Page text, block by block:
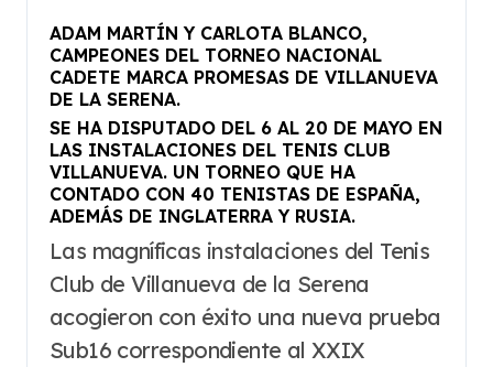
ADAM MARTÍN Y CARLOTA BLANCO,
CAMPEONES DEL TORNEO NACIONAL
CADETE MARCA PROMESAS DE VILLANUEVA
DE LA SERENA.
SE HA DISPUTADO DEL 6 AL 20 DE MAYO EN
LAS INSTALACIONES DEL TENIS CLUB
VILLANUEVA. UN TORNEO QUE HA
CONTADO CON 40 TENISTAS DE ESPAÑA,
ADEMÁS DE INGLATERRA Y RUSIA.
Las magníficas instalaciones del Tenis
Club de Villanueva de la Serena
acogieron con éxito una nueva prueba
Sub16 correspondiente al XXIX